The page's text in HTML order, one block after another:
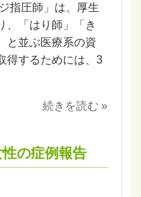
指圧師」は、厚生
、「はり師」「き
と並ぶ医療系の資
得するためには、3
続きを読む »
の症例報告